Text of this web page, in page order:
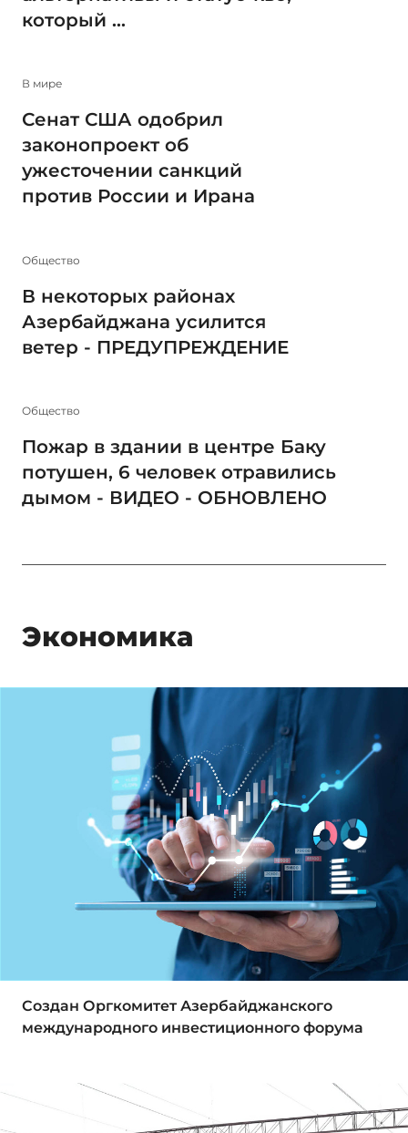
который ...
В мире
Сенат США одобрил
законопроект об
ужесточении санкций
против России и Ирана
Общество
В некоторых районах
Азербайджана усилится
ветер - ПРЕДУПРЕЖДЕНИЕ
Общество
Пожар в здании в центре Баку
потушен, 6 человек отравились
дымом - ВИДЕО - ОБНОВЛЕНО
Экономика
Создан Оргкомитет Азербайджанского
международного инвестиционного форума